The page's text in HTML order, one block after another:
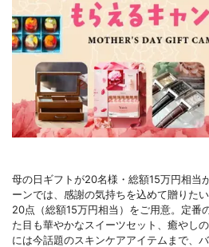
母の日ギフトが20名様・総額15万円相当
ーンでは、感謝の気持ちを込めて贈りた
20点（総額15万円相当）をご用意。定番
た目も華やかなスイーツセット、癒やし
には今話題のスキンケアアイテムまで、